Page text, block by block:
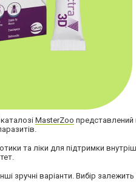
MasterZoo
та ліки для підтримки
зручні варіанти. Вибір залежить